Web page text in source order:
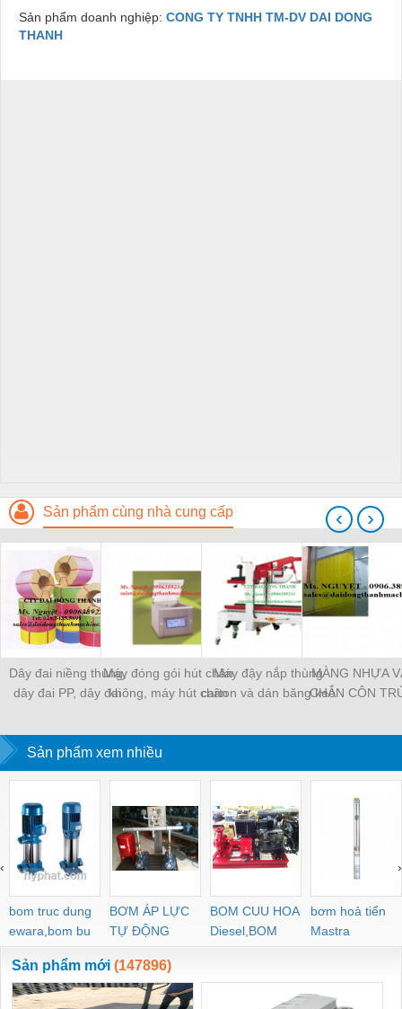
Sản phẩm doanh nghiệp: CONG TY TNHH TM-DV DAI DONG
THANH
Sản phẩm cùng nhà cung cấp
Dây đai niềng thùng,
dây đai PP, dây đai
Máy đóng gói hút chân
không, máy hút chân
Máy đậy nắp thùng
carton và dán băng keo
MÀNG NHỰA
CHẮN CÔN
KHO LẠNH,
‹ ›
Sản phẩm xem nhiều
bom truc dung
ewara,bom bu
ewara
BƠM ÁP LỰC
TỰ ĐỘNG
BOM CUU HOA
Diesel,BOM
CHUA CHAY
bơm hoả tiển
Mastra
‹ ›
Sản phẩm mới (147896)